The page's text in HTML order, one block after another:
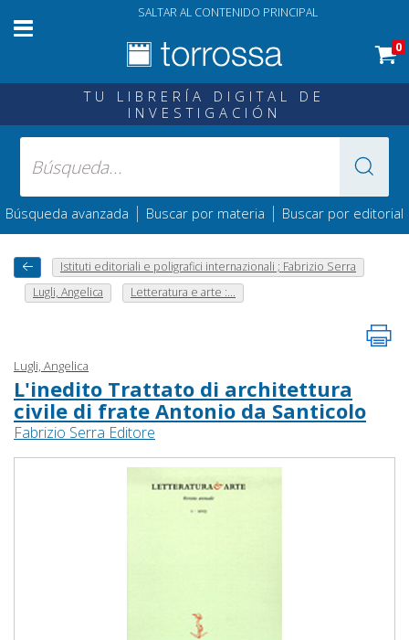
SALTAR AL CONTENIDO PRINCIPAL
0
TU LIBRERÍA DIGITAL DE
INVESTIGACIÓN
Búsqueda avanzada | Buscar por materia | Buscar por editorial
Istituti editoriali e poligrafici internazionali ; Fabrizio Serra
Lugli, Angelica
Letteratura e arte :...
Lugli, Angelica
L'inedito Trattato di architettura
civile di frate Antonio da Santicolo
Fabrizio Serra Editore